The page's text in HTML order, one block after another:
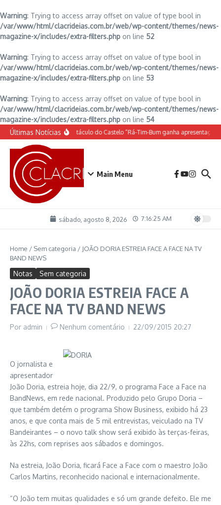
Warning: Trying to access array offset on value of type bool in
/var/www/html/clacrideias.com.br/web/wp-content/themes/news-
magazine-x/includes/extra-filters.php on line 52
Warning: Trying to access array offset on value of type bool in
/var/www/html/clacrideias.com.br/web/wp-content/themes/news-
magazine-x/includes/extra-filters.php on line 53
Warning: Trying to access array offset on value of type bool in
/var/www/html/clacrideias.com.br/web/wp-content/themes/news-
magazine-x/includes/extra-filters.php on line 54
Ir para o conteúdo
Últimas NotíciasO espetáculo do Castelo “Rá-Tim-Bum ganha apresentação
Main Menu
sábado, agosto 8, 2026 7:16:26 AM
Home / Sem categoria / JOÃO DORIA ESTREIA FACE A FACE NA TV
BAND NEWS
Notas Sem categoria
JOÃO DORIA ESTREIA FACE A
FACE NA TV BAND NEWS
Por admin Nenhum comentário 22/09/2015 20:27
O jornalista e
apresentador
João Doria, estreia hoje, dia 22/9, o programa Face a Face na
BandNews, em rede nacional. Produzido pelo Grupo Doria –
que também detém o programa Show Business, exibido há 23
anos, e que conta mais de 5 mil entrevistas, veiculado na TV
Bandeirantes – o novo talk show será exibido às terças-feiras,
às 22hs, com reprises aos sábados e domingos.
Na estreia, João Doria, ficará Face a Face com o maestro João
Carlos Martins, reconhecido nacional e internacionalmente.
“O João tem muitas qualidades e só um grande defeito. Ele me